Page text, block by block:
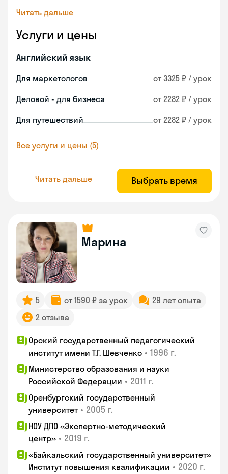
Читать дальше
Услуги и цены
Английский язык
Для маркетологов от 3325 ₽ / урок
Деловой - для бизнеса от 2282 ₽ / урок
Для путешествий от 2282 ₽ / урок
Все услуги и цены (5)
Читать дальше Выбрать время
Марина
5 от 1590 ₽ за урок
29 лет опыта
2 отзыва
Орский государственный педагогический
институт имени Т.Г. Шевченко • 1996 г.
Министерство образования и науки
Российской Федерации • 2011 г.
Оренбургский государственный
университет • 2005 г.
НОУ ДПО «Экспертно-методический
центр» • 2019 г.
«Байкальский государственный университет»
Институт повышения квалификации • 2020 г.